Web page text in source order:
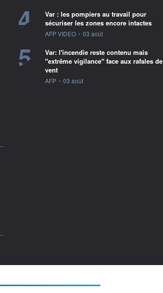
4
Var : les pompiers au travail pour
sécuriser les zones encore intactes
information fournie par
AFP VIDEO • 03 août
5
Var: l'incendie reste contenu mais
"extrême vigilance" face aux rafales de
vent
information fournie par
AFP • 03 août